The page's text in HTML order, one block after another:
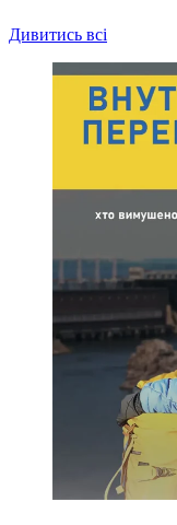
Дивитись всі